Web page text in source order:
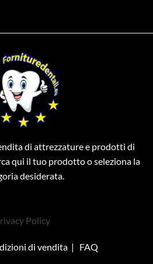
di attrezzature e prodotti di
qui il tuo prodotto o seleziona la
desiderata.
Policy
di vendita| FAQ